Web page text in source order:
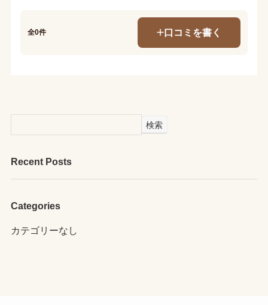
全0件 口コミを書く
検索
Recent Posts
Categories
カテゴリーなし